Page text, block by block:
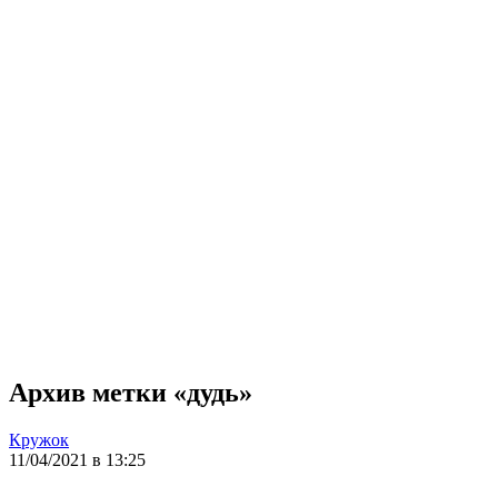
Архив метки «дудь»
Кружок
11/04/2021 в 13:25